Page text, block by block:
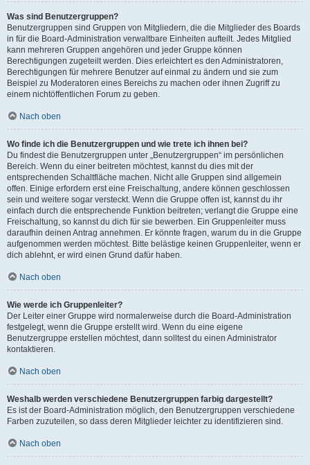
Was sind Benutzergruppen?
Benutzergruppen sind Gruppen von Mitgliedern, die die Mitglieder des Boards
in für die Board-Administration verwaltbare Einheiten aufteilt. Jedes Mitglied
kann mehreren Gruppen angehören und jeder Gruppe können
Berechtigungen zugeteilt werden. Dies erleichtert es den Administratoren,
Berechtigungen für mehrere Benutzer auf einmal zu ändern und sie zum
Beispiel zu Moderatoren eines Bereichs zu machen oder ihnen Zugriff zu
einem nichtöffentlichen Forum zu geben.
Nach oben
Wo finde ich die Benutzergruppen und wie trete ich ihnen bei?
Du findest die Benutzergruppen unter „Benutzergruppen“ im persönlichen
Bereich. Wenn du einer beitreten möchtest, kannst du dies mit der
entsprechenden Schaltfläche machen. Nicht alle Gruppen sind allgemein
offen. Einige erfordern erst eine Freischaltung, andere können geschlossen
sein und weitere sogar versteckt. Wenn die Gruppe offen ist, kannst du ihr
einfach durch die entsprechende Funktion beitreten; verlangt die Gruppe eine
Freischaltung, so kannst du dich für sie bewerben. Ein Gruppenleiter muss
daraufhin deinen Antrag annehmen. Er könnte fragen, warum du in die Gruppe
aufgenommen werden möchtest. Bitte belästige keinen Gruppenleiter, wenn er
dich ablehnt, er wird einen Grund dafür haben.
Nach oben
Wie werde ich Gruppenleiter?
Der Leiter einer Gruppe wird normalerweise durch die Board-Administration
festgelegt, wenn die Gruppe erstellt wird. Wenn du eine eigene
Benutzergruppe erstellen möchtest, dann solltest du einen Administrator
kontaktieren.
Nach oben
Weshalb werden verschiedene Benutzergruppen farbig dargestellt?
Es ist der Board-Administration möglich, den Benutzergruppen verschiedene
Farben zuzuteilen, so dass deren Mitglieder leichter zu identifizieren sind.
Nach oben